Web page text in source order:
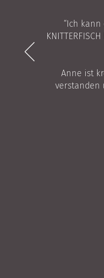
“Ich
Anne ist
verstanden